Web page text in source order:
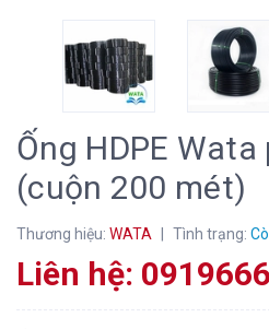
Ống HDPE
(cuộn 200 mét)
Thương hiệu: WATA Tình trạng:
Liên hệ: